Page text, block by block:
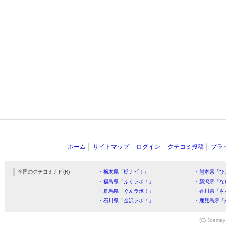
ホーム サイトマップ ログイン クチコミ投稿 プラ
全国のクチコミナビ(R) ・栃木県「栃ナビ！」
・熊本県「
・福島県「ふくラボ！」
・新潟県「
・群馬県「ぐんラボ！」
・香川県「
・石川県「金沢ラボ！」
・鹿児島県
(C)